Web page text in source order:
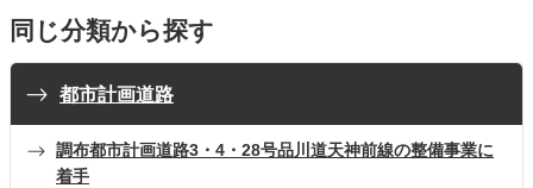
同じ分類から探す
都市計画道路
調布都市計画道路3・4・28号品川道天神前線の整備事業に
着手